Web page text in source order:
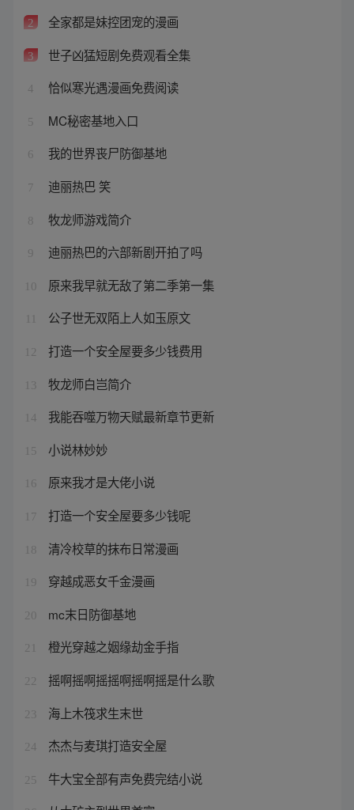
2 全家都是妹控团宠的漫画
3 世子凶猛短剧免费观看全集
4 恰似寒光遇漫画免费阅读
5 MC秘密基地入口
6 我的世界丧尸防御基地
7 迪丽热巴 笑
8 牧龙师游戏简介
9 迪丽热巴的六部新剧开拍了吗
10 原来我早就无敌了第二季第一集
公子世无双陌上人如玉原文
12 打造一个安全屋要多少钱费用
13 牧龙师白岂简介
14 我能吞噬万物天赋最新章节更新
15 小说林妙妙
16 原来我才是大佬小说
17 打造一个安全屋要多少钱呢
18 清冷校草的抹布日常漫画
19 穿越成恶女千金漫画
20 mc末日防御基地
21 橙光穿越之姻缘劫金手指
22 摇啊摇啊摇摇啊摇啊摇是什么歌
23 海上木筏求生末世
24 杰杰与麦琪打造安全屋
25 牛大宝全部有声免费完结小说